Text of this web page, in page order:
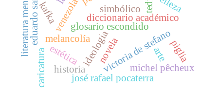
glosario escondido
ideología
diccionario académico
estética
melancolía novela
victoria de stefano
josé rafael pocaterra
michel pêcheux
caricatura
literatura menor piglia
kafka simbólico
historia
arte